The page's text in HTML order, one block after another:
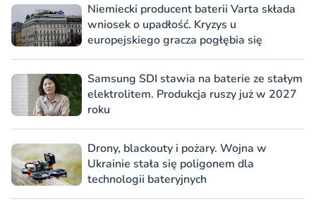
Niemiecki producent baterii Varta składa
wniosek o upadłość. Kryzys u
europejskiego gracza pogłębia się
Samsung SDI stawia na baterie ze stałym
elektrolitem. Produkcja ruszy już w 2027
roku
Drony, blackouty i pożary. Wojna w
Ukrainie stała się poligonem dla
technologii bateryjnych